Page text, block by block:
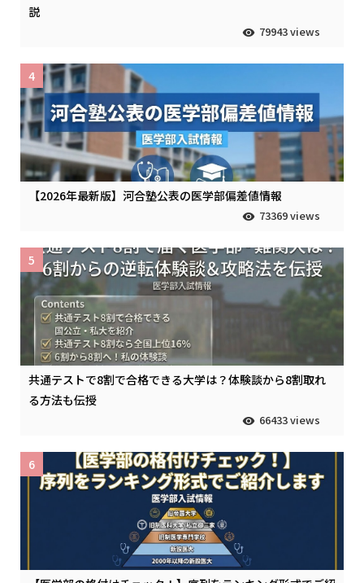
説
79943 views
【2026年最新版】河合塾公表の医学部偏差値情報
73369 views
4
共通テストで8割で合格できる大学は？体験談から8割取れ
る方法も伝授
66433 views
5
6